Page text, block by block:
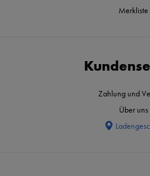
Merkliste
Zahlung und
Über uns